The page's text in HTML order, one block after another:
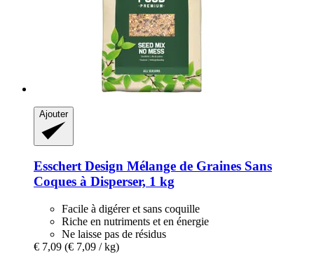
Ajouter
Esschert Design Mélange de Graines Sans
Coques à Disperser, 1 kg
Facile à digérer et sans coquille
Riche en nutriments et en énergie
Ne laisse pas de résidus
€ 7,09 (€ 7,09 / kg)